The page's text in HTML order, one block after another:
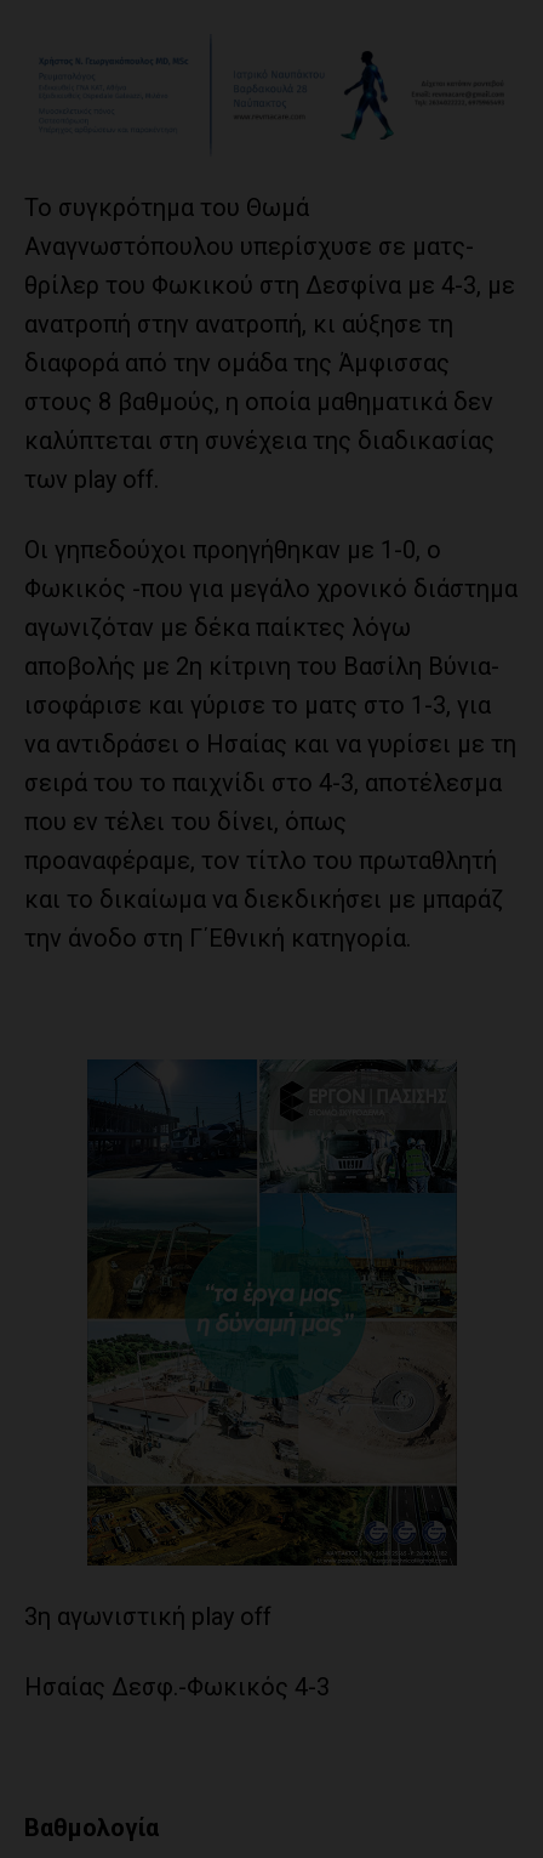
Το συγκρότημα του Θωμά
Αναγνωστόπουλου υπερίσχυσε σε ματς-
θρίλερ του Φωκικού στη Δεσφίνα με 4-3, με
ανατροπή στην ανατροπή, κι αύξησε τη
διαφορά από την ομάδα της Άμφισσας
στους 8 βαθμούς, η οποία μαθηματικά δεν
καλύπτεται στη συνέχεια της διαδικασίας
των play off.
Οι γηπεδούχοι προηγήθηκαν με 1-0, ο
Φωκικός -που για μεγάλο χρονικό διάστημα
αγωνιζόταν με δέκα παίκτες λόγω
αποβολής με 2η κίτρινη του Βασίλη Βύνια-
ισοφάρισε και γύρισε το ματς στο 1-3, για
να αντιδράσει ο Ησαίας και να γυρίσει με τη
σειρά του το παιχνίδι στο 4-3, αποτέλεσμα
που εν τέλει του δίνει, όπως
προαναφέραμε, τον τίτλο του πρωταθλητή
και το δικαίωμα να διεκδικήσει με μπαράζ
την άνοδο στη Γ΄Εθνική κατηγορία.
3η αγωνιστική play off
Ησαίας Δεσφ.-Φωκικός 4-3
Βαθμολογία